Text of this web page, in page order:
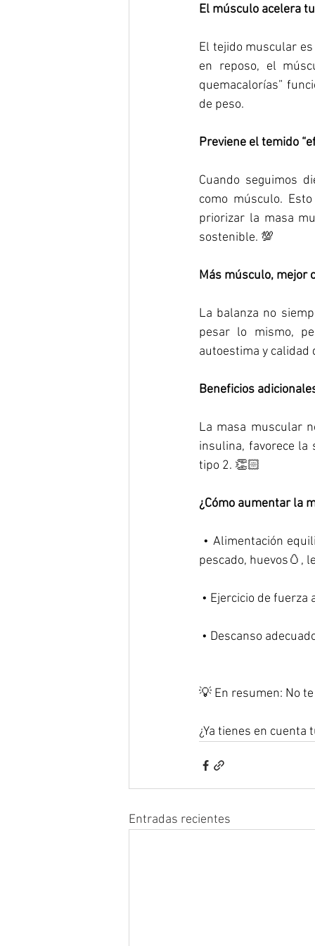
El músculo acelera
El tejido muscular
en reposo, el
quemacalorías”
de peso.
Previene el temido
Cuando seguimos
como músculo.
priorizar la masa
sostenible. 💯
Más músculo, mejor
La balanza no
pesar lo mismo,
autoestima y calidad
Beneficios
La masa muscular
insulina, favorece la
tipo 2. 👏🏻
¿Cómo aumentar la
pescado, huevos🥚,
• Ejercicio de fuerza
• Descanso
💡 En resumen: No
¿Ya tienes en
Entradas recientes